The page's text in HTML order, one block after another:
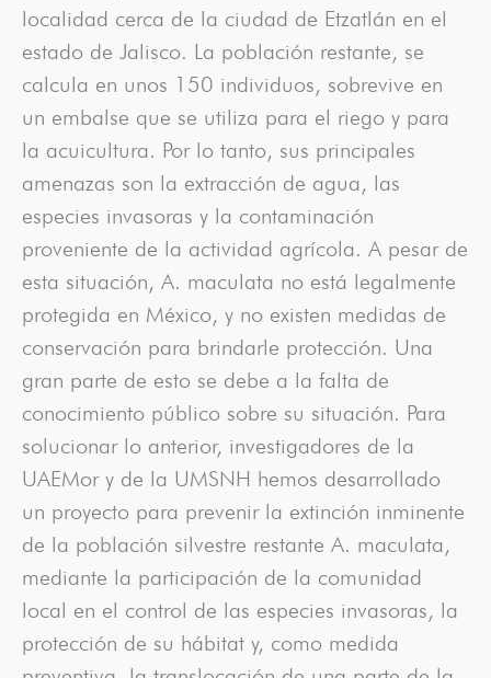
localidad cerca de la ciudad de Etzatlán en el
estado de Jalisco. La población restante, se
calcula en unos 150 individuos, sobrevive en
un embalse que se utiliza para el riego y para
la acuicultura. Por lo tanto, sus principales
amenazas son la extracción de agua, las
especies invasoras y la contaminación
proveniente de la actividad agrícola. A pesar de
esta situación, A. maculata no está legalmente
protegida en México, y no existen medidas de
conservación para brindarle protección. Una
gran parte de esto se debe a la falta de
conocimiento público sobre su situación. Para
solucionar lo anterior, investigadores de la
UAEMor y de la UMSNH hemos desarrollado
un proyecto para prevenir la extinción inminente
de la población silvestre restante A. maculata,
mediante la participación de la comunidad
local en el control de las especies invasoras, la
protección de su hábitat y, como medida